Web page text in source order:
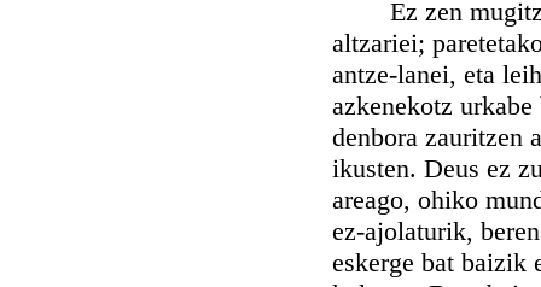
Ez zen
altzariei;
antze-lanei, eta
azkenekotz
denbora zauritzen
ikusten. Deus ez
areago, ohiko
ez-ajolaturik,
eskerge bat baizik